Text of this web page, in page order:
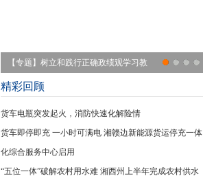
【专题】树立和践行正确政绩观学习教
育
精彩回顾
货车电瓶突发起火，消防快速化解险情
货车即停即充 一小时可满电 湘赣边新能源货运停充一体
化综合服务中心启用
“五位一体”破解农村用水难 湘西州上半年完成农村供水